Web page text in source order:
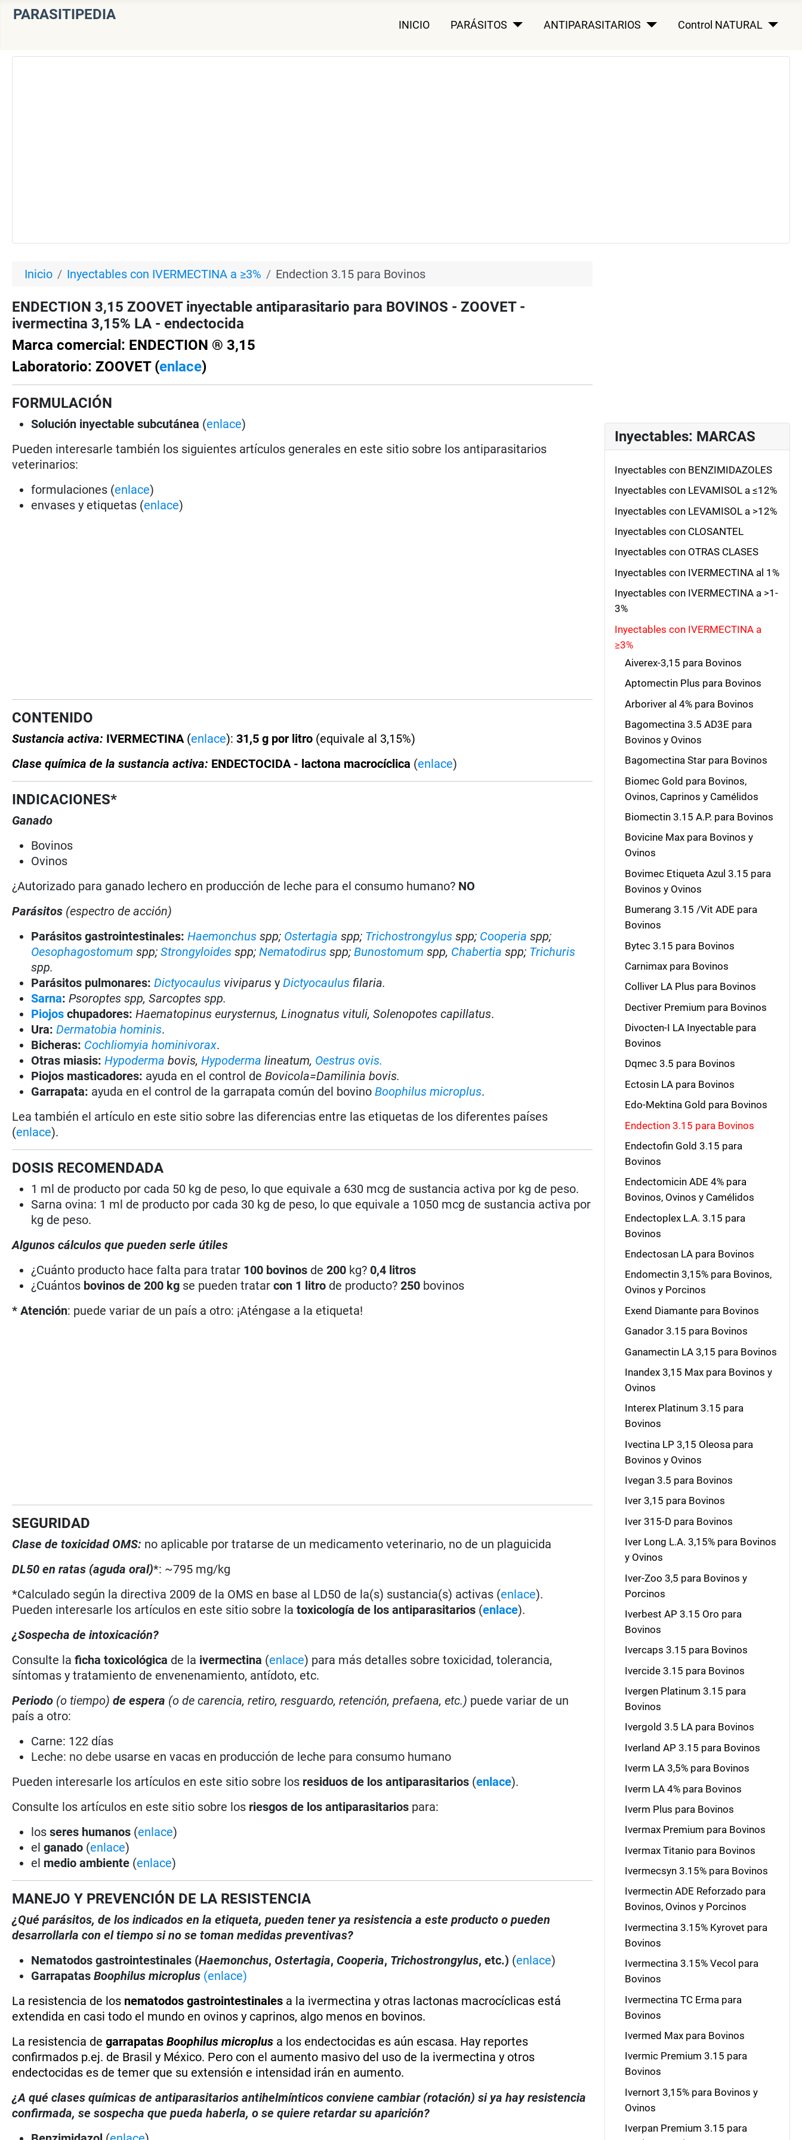
PARASITIPEDIA
INICIO PARÁSITOS ANTIPARASITARIOS Control NATURAL
Inicio Inyectables con IVERMECTINA a ≥3% Endection 3.15 para Bovinos
ENDECTION 3,15 ZOOVET inyectable antiparasitario para BOVINOS - ZOOVET -
ivermectina 3,15% LA - endectocida
Marca comercial: ENDECTION ® 3,15
Laboratorio: ZOOVET (enlace)
FORMULACIÓN
Solución inyectable subcutánea (enlace)
Pueden interesarle también los siguientes artículos generales en este sitio sobre los antiparasitarios
veterinarios:
formulaciones (enlace)
envases y etiquetas (enlace)
CONTENIDO
Sustancia activa: IVERMECTINA (enlace):31,5 g por litro (equivale al 3,15%)
Clase química de la sustancia activa: ENDECTOCIDA - lactona macrocíclica (enlace)
INDICACIONES*
Ganado
Bovinos
Ovinos
¿Autorizado para ganado lechero en producción de leche para el consumo humano? NO
Parásitos (espectro de acción)
Parásitos gastrointestinales:Haemonchus spp; Ostertagia spp; Trichostrongylus spp; Cooperia spp;
Oesophagostomum spp;Strongyloides spp;Nematodirus spp;Bunostomum spp, Chabertia spp; Trichuris
spp.
Parásitos pulmonares: Dictyocaulus viviparusy Dictyocaulus filaria.
Sarna:Psoroptes spp, Sarcoptes spp.
Piojos chupadores: Haematopinus eurysternus, Linognatus vituli, Solenopotes capillatus.
Ura: Dermatobia hominis.
Bicheras: Cochliomyia hominivorax.
Otras miasis: Hypoderma bovis,Hypoderma lineatum, Oestrus ovis.
Piojos masticadores: ayuda en el control deBovicola=Damilinia bovis.
Garrapata: ayuda en el control de la garrapata común del bovinoBoophilus microplus.
Lea también el artículo en este sitio sobre las diferencias entre las etiquetas de los diferentes países
(enlace).
DOSIS RECOMENDADA
1 ml de producto por cada 50 kg de peso, lo que equivale a 630 mcg de sustancia activa por kg de peso.
Sarna ovina: 1 ml de producto por cada 30 kg de peso, lo que equivale a 1050 mcg de sustancia activa por
kg de peso.
Algunos cálculos que pueden serle útiles
¿Cuánto producto hace falta para tratar 100 bovinos de200 kg? 0,4 litros
¿Cuántos bovinos de 200 kg se pueden tratarcon 1 litro de producto?250 bovinos
* Atención: puede variar de un país a otro: ¡Aténgase a la etiqueta!
SEGURIDAD
Clase de toxicidad OMS: no aplicable por tratarse de un medicamento veterinario, no de un plaguicida
DL50 en ratas (aguda oral)*: ~795 mg/kg
*Calculado según la directiva 2009 de la OMS en base al LD50 de la(s) sustancia(s) activas (enlace).
Pueden interesarle los artículos en este sitio sobre la toxicología de los antiparasitarios (enlace).
¿Sospecha de intoxicación?
Consulte laficha toxicológica de la ivermectina (enlace) para más detalles sobre toxicidad, tolerancia,
síntomas y tratamiento de envenenamiento, antídoto, etc.
Periodo (o tiempo) de espera (o de carencia, retiro, resguardo, retención, prefaena, etc.) puede variar de un
país a otro:
Carne: 122 días
Leche: no debe usarse en vacas en producción de leche para consumo humano
Pueden interesarle los artículos en este sitio sobre los residuos de los antiparasitarios (enlace).
Consulte los artículos en este sitio sobre los riesgos de los antiparasitarios para:
losseres humanos (enlace)
elganado (enlace)
el medio ambiente (enlace)
MANEJO Y PREVENCIÓN DE LA RESISTENCIA
¿Qué parásitos, de los indicados en la etiqueta, pueden tener ya resistencia a este producto o pueden
desarrollarla con el tiempo si no se toman medidas preventivas?
Nematodos gastrointestinales (Haemonchus, Ostertagia, Cooperia, Trichostrongylus, etc.) (enlace)
GarrapatasBoophilus microplus (enlace)
La resistencia de los nematodos gastrointestinales a la ivermectina y otras lactonas macrocíclicas está
extendida en casi todo el mundo en ovinos y caprinos, algo menos en bovinos.
La resistencia degarrapatasBoophilus microplus a los endectocidas es aún escasa. Hay reportes
confirmados p.ej. de Brasil y México. Pero con el aumento masivo del uso de la ivermectina y otros
endectocidas es de temer que su extensión e intensidad irán en aumento.
¿A qué clases químicas de antiparasitarios antihelmínticos conviene cambiar (rotación) si ya hay resistencia
confirmada, se sospecha que pueda haberla, o se quiere retardar su aparición?
Inyectables: MARCAS
Inyectables con BENZIMIDAZOLES
Inyectables con LEVAMISOL a ≤12%
Inyectables con LEVAMISOL a >12%
Inyectables con CLOSANTEL
Inyectables con OTRAS CLASES
Inyectables con IVERMECTINA al 1%
Inyectables con IVERMECTINA a >1-
3%
Inyectables con IVERMECTINA a
≥3%
Aiverex-3,15 para Bovinos
Aptomectin Plus para Bovinos
Arboriver al 4% para Bovinos
Bagomectina 3.5 AD3E para
Bovinos y Ovinos
Bagomectina Star para Bovinos
Biomec Gold para Bovinos,
Ovinos, Caprinos y Camélidos
Biomectin 3.15 A.P. para Bovinos
Bovicine Max para Bovinos y
Ovinos
Bovimec Etiqueta Azul 3.15 para
Bovinos y Ovinos
Bumerang 3.15 /Vit ADE para
Bovinos
Bytec 3.15 para Bovinos
Carnimax para Bovinos
Colliver LA Plus para Bovinos
Dectiver Premium para Bovinos
Divocten-I LA Inyectable para
Bovinos
Dqmec 3.5 para Bovinos
Ectosin LA para Bovinos
Edo-Mektina Gold para Bovinos
Endection 3.15 para Bovinos
Endectofin Gold 3.15 para
Bovinos
Endectomicin ADE 4% para
Bovinos, Ovinos y Camélidos
Endectoplex L.A. 3.15 para
Bovinos
Endectosan LA para Bovinos
Endomectin 3,15% para Bovinos,
Ovinos y Porcinos
Exend Diamante para Bovinos
Ganador 3.15 para Bovinos
Ganamectin LA 3,15 para Bovinos
Inandex 3,15 Max para Bovinos y
Ovinos
Interex Platinum 3.15 para
Bovinos
Ivectina LP 3,15 Oleosa para
Bovinos y Ovinos
Ivegan 3.5 para Bovinos
Iver 3,15 para Bovinos
Iver 315-D para Bovinos
Iver Long L.A. 3,15% para Bovinos
y Ovinos
Iver-Zoo 3,5 para Bovinos y
Porcinos
Iverbest AP 3.15 Oro para
Bovinos
Ivercaps 3.15 para Bovinos
Ivercide 3.15 para Bovinos
Ivergen Platinum 3.15 para
Bovinos
Ivergold 3.5 LA para Bovinos
Iverland AP 3.15 para Bovinos
Iverm LA 3,5% para Bovinos
Iverm LA 4% para Bovinos
Iverm Plus para Bovinos
Ivermax Premium para Bovinos
Ivermax Titanio para Bovinos
Ivermecsyn 3.15% para Bovinos
Ivermectin ADE Reforzado para
Bovinos, Ovinos y Porcinos
Ivermectina 3.15% Kyrovet para
Bovinos
Ivermectina 3.15% Vecol para
Bovinos
Ivermectina TC Erma para
Bovinos
Ivermed Max para Bovinos
Ivermic Premium 3.15 para
Bovinos
Ivernort 3,15% para Bovinos y
Ovinos
Iverpan Premium 3.15 para